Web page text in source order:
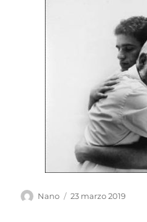
Autor
Nano
Publicado
23 marzo 2019